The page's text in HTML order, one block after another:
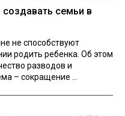
семьи в
не способствуют
родить ребенка. Об этом
разводов и
– сокращение ...